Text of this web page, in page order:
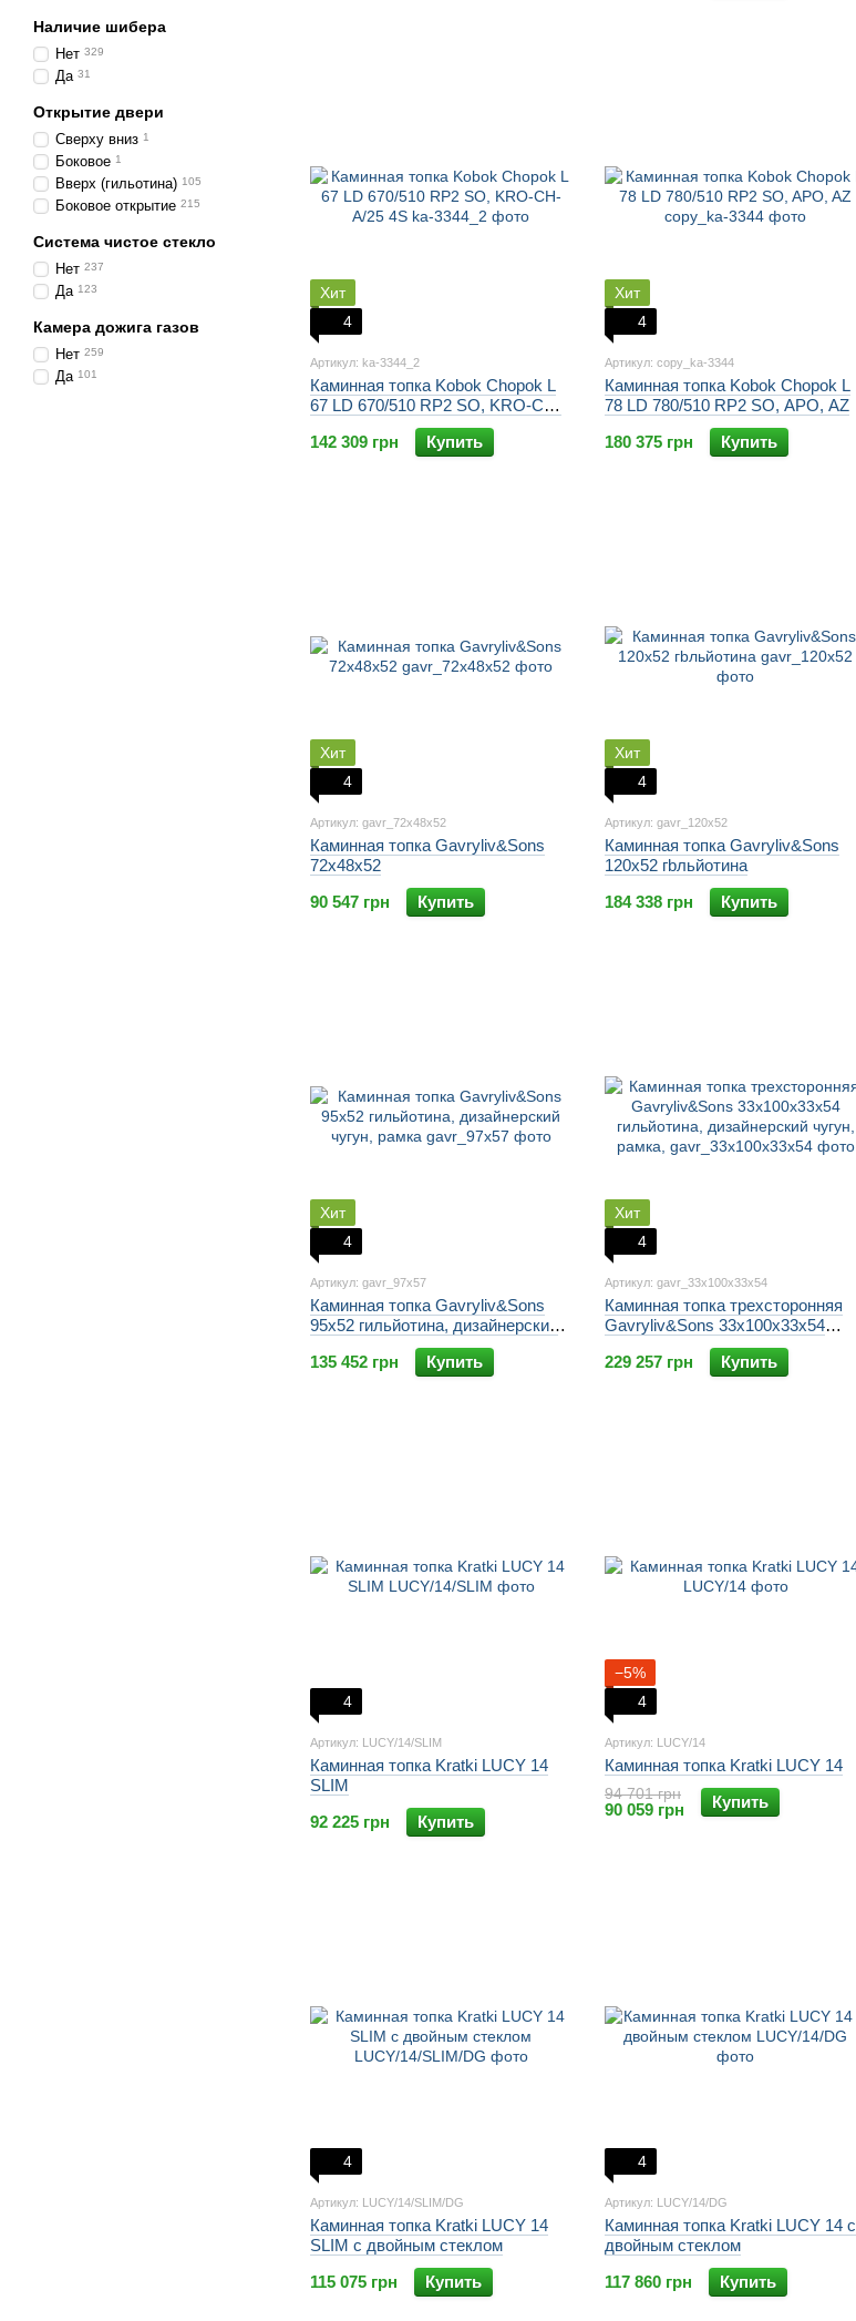
Хит
4
Артикул: ka-3344_2
Каминная топка Kobok Chopok L
67 LD 670/510 RP2 SO, KRO-CH-
142 309 грн
Купить
Хит
4
Артикул: copy_ka-3344
Каминная топка Kobok Chopok L
78 LD 780/510 RP2 SO, APO, AZ
180 375 грн
Купить
Хит
4
Артикул: gavr_72x48x52
Каминная топка Gavryliv&Sons
72x48x52
90 547 грн
Купить
Хит
4
Артикул: gavr_120х52
Каминная топка Gavryliv&Sons
120x52 гbльйотина
184 338 грн
Купить
Хит
4
Артикул: gavr_97х57
Каминная топка Gavryliv&Sons
95x52 гильйотина, дизайнерский
135 452 грн
Купить
Хит
4
Артикул: gavr_33x100x33x54
Каминная топка трехсторонняя
Gavryliv&Sons 33x100x33x54
гильйотина, дизайнерский чугун,
рамка,
229 257 грн Купить
4
Артикул: LUCY/14/SLIM
Каминная топка Kratki LUCY 14
SLIM
92 225 грн
Купить
−5%
4
Артикул: LUCY/14
Каминная топка Kratki LUCY 14
94 701 грн
90 059 грн Купить
4
Артикул: LUCY/14/SLIM/DG
Каминная топка Kratki LUCY 14
SLIM с двойным стеклом
115 075 грн
Купить
4
Артикул: LUCY/14/DG
Каминная топка Kratki LUCY 14 с
двойным стеклом
117 860 грн
Купить
Наличие шибера
Нет 329
Да 31
Открытие двери
Сверху вниз 1
Боковое 1
Вверх (гильотина) 105
Боковое открытие 215
Система чистое стекло
Нет 237
Да 123
Камера дожига газов
Нет 259
Да 101